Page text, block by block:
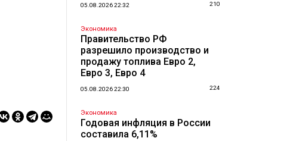
05.08.2026 22:32 210
Экономика
Правительство РФ
разрешило производство и
продажу топлива Евро 2,
Евро 3, Евро 4
05.08.2026 22:30 224
Экономика
Годовая инфляция в России
составила 6,11%